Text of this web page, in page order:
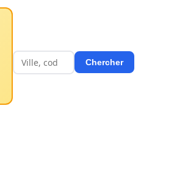
Chercher